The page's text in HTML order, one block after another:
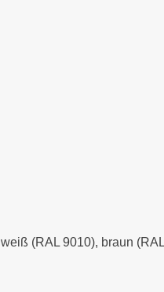
(RAL 9010), braun